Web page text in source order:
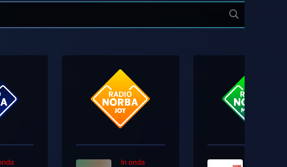
In onda